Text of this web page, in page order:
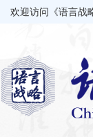
欢迎访问《语言战